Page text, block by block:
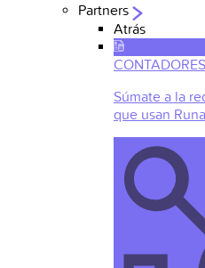
Partners
Atrás
CONTADORES
Súmate a la
que usan